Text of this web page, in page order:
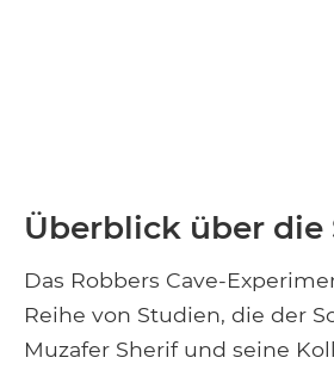
Überblick über die
Das Robbers Cave-
Reihe von Studien, die der
Muzafer Sherif und seine